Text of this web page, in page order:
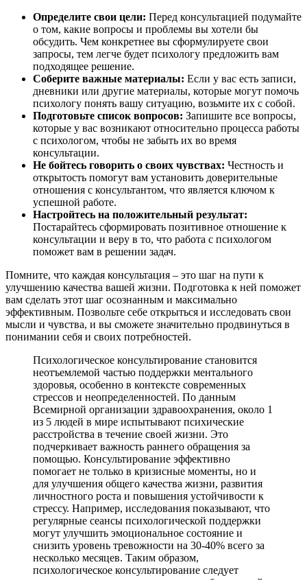
Определите свои цели: Перед консультацией подумайте
о том, какие вопросы и проблемы вы хотели бы
обсудить. Чем конкретнее вы сформулируете свои
запросы, тем легче будет психологу предложить вам
подходящее решение.
Соберите важные материалы: Если у вас есть записи,
дневники или другие материалы, которые могут помочь
психологу понять вашу ситуацию, возьмите их с собой.
Подготовьте список вопросов: Запишите все вопросы,
которые у вас возникают относительно процесса работы
с психологом, чтобы не забыть их во время
консультации.
Не бойтесь говорить о своих чувствах: Честность и
открытость помогут вам установить доверительные
отношения с консультантом, что является ключом к
успешной работе.
Настройтесь на положительный результат:
Постарайтесь сформировать позитивное отношение к
консультации и веру в то, что работа с психологом
поможет вам в решении задач.
Помните, что каждая консультация – это шаг на пути к
улучшению качества вашей жизни. Подготовка к ней поможет
вам сделать этот шаг осознанным и максимально
эффективным. Позвольте себе открыться и исследовать свои
мысли и чувства, и вы сможете значительно продвинуться в
понимании себя и своих потребностей.
Психологическое консультирование становится
неотъемлемой частью поддержки ментального
здоровья, особенно в контексте современных
стрессов и неопределенностей. По данным
Всемирной организации здравоохранения, около 1
из 5 людей в мире испытывают психические
расстройства в течение своей жизни. Это
подчеркивает важность раннего обращения за
помощью. Консультирование эффективно
помогает не только в кризисные моменты, но и
для улучшения общего качества жизни, развития
личностного роста и повышения устойчивости к
стрессу. Например, исследования показывают, что
регулярные сеансы психологической поддержки
могут улучшить эмоциональное состояние и
снизить уровень тревожности на 30-40% всего за
несколько месяцев. Таким образом,
психологическое консультирование следует